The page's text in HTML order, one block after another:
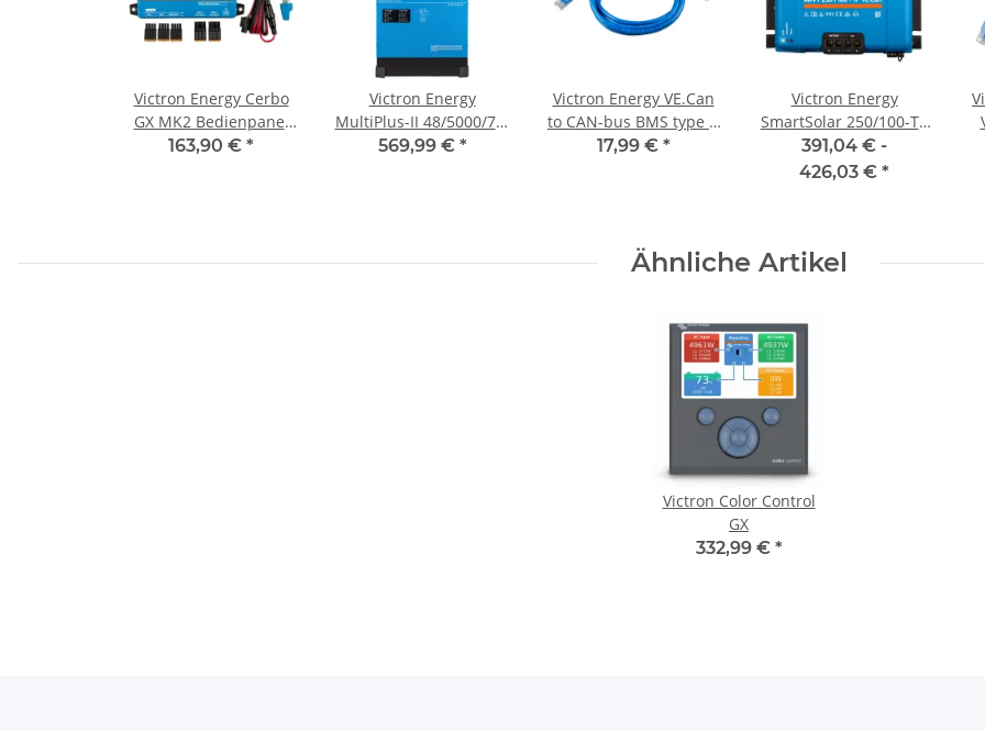
Victron Energy Cerbo
GX MK2 Bedienpanel
Systemüberwachung
163,90 € *
Victron Energy
MultiPlus-II 48/5000/70-
50 48V Batterie
569,99 € *
Victron Energy VE.Can
to CAN-bus BMS type A
Cable 5 m
17,99 € *
Victron Energy
SmartSolar 250/100-TR
VE.Can MPPT 12V 24V
48V Solarladeregler mit
391,04 € -
426,03 € *
Ähnliche Artikel
Victron Color Control
GX
332,99 € *